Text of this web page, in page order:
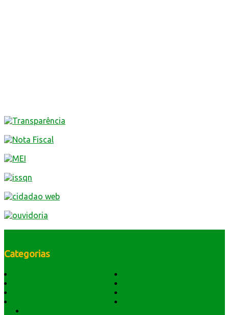
Categorias